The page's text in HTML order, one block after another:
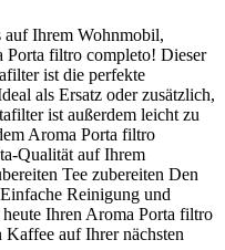
auf Ihrem Wohnmobil,
Porta filtro completo! Dieser
ist die perfekte
als Ersatz oder zusätzlich,
ist außerdem leicht zu
Aroma Porta filtro
Qualität auf Ihrem
Tee zubereiten Den
Reinigung und
Ihren Aroma Porta filtro
auf Ihrer nächsten